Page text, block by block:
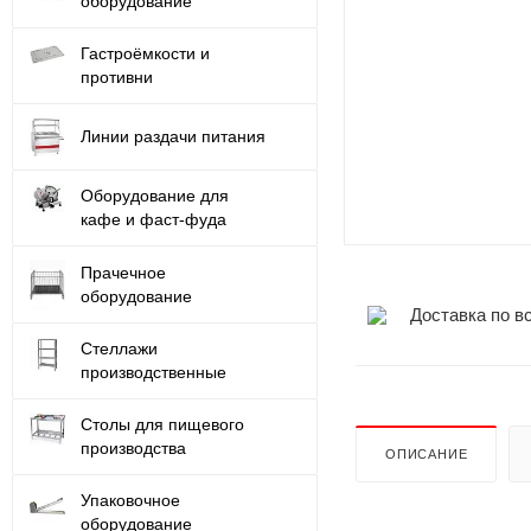
Доставка по
ОПИСАНИЕ
Гастроёмкости и
противни
Линии раздачи питания
Оборудование для
кафе и фаст-фуда
Прачечное
оборудование
Стеллажи
производственные
Столы для пищевого
производства
Упаковочное
оборудование